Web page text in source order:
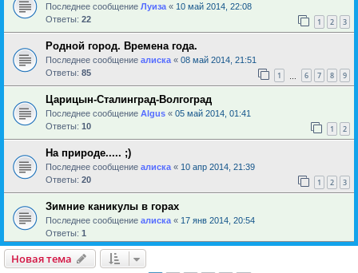
Последнее сообщение Луиза « 10 май 2014, 22:08
Ответы: 22 1 2 3
Родной город. Времена года.
Последнее сообщение алиска « 08 май 2014, 21:51
Ответы: 85 1 6 7 8 9
Царицын-Сталинград-Волгоград
Последнее сообщение Algus « 05 май 2014, 01:41
Ответы: 10 1 2
На природе..... ;)
Последнее сообщение алиска « 10 апр 2014, 21:39
Ответы: 20 1 2 3
Зимние каникулы в горах
Последнее сообщение алиска « 17 янв 2014, 20:54
Ответы: 1
Новая тема